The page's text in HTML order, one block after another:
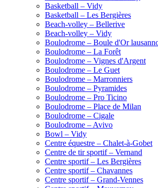
Basketball – Vidy
Basketball – Les Bergières
Beach-volley – Bellerive
Beach-volley – Vidy
Boulodrome – Boule d'Or
Boulodrome – La Forêt
Boulodrome – Vignes d'Argent
Boulodrome – Le Guet
Boulodrome – Marronniers
Boulodrome – Pyramides
Boulodrome – Pro Ticino
Boulodrome – Place de Milan
Boulodrome – Cigale
Boulodrome – Avivo
Bowl – Vidy
Centre équestre – Chalet-à-Gobet
Centre de tir sportif – Vernand
Centre sportif – Les Bergières
Centre sportif – Chavannes
Centre sportif – Grand-Vennes